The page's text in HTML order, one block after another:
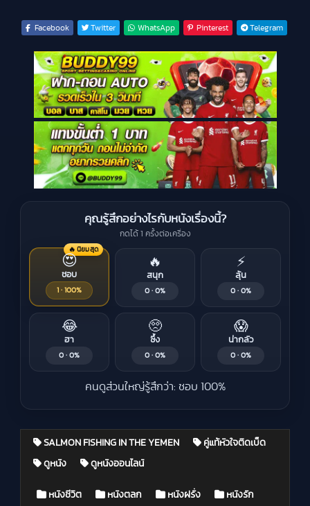
Facebook Twitter WhatsApp Pinterest Telegram
คุณรู้สึกอย่างไรกับหนังเรื่องนี้?
กดได้ 1 ครั้งต่อเครื่อง
🔥 นิยมสุด
😍
ชอบ
1 · 100%
🔥
สนุก
0 · 0%
⚡
ลุ้น
0 · 0%
😂
ฮา
0 · 0%
🥺
ซึ้ง
0 · 0%
😱
น่ากลัว
0 · 0%
คนดูส่วนใหญ่รู้สึกว่า: ชอบ 100%
SALMON FISHING IN THE YEMEN คู่แท้หัวใจติดเบ็ด
ดูหนัง ดูหนังออนไลน์
Posted in
หนังชีวิต หนังตลก หนังฝรั่ง หนังรัก